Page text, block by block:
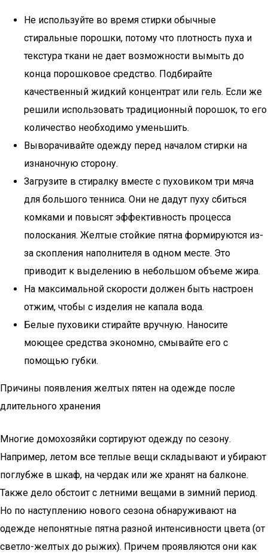
Не используйте во время стирки обычные
стиральные порошки, потому что плотность пуха и
текстура ткани не дает возможности вымыть до
конца порошковое средство. Подбирайте
качественный жидкий концентрат или гель. Если же
решили использовать традиционный порошок, то его
количество необходимо уменьшить.
Выворачивайте одежду перед началом стирки на
изнаночную сторону.
Загрузите в стиралку вместе с пуховиком три мяча
для большого тенниса. Они не дадут пуху сбиться
комками и повысят эффективность процесса
полоскания. Желтые стойкие пятна формируются из-
за скопления наполнителя в одном месте. Это
приводит к выделению в небольшом объеме жира.
На максимальной скорости должен быть настроен
отжим, чтобы с изделия не капала вода.
Белые пуховики стирайте вручную. Наносите
моющее средства экономно, смывайте его с
помощью губки.
Причины появления желтых пятен на одежде после
длительного хранения
Многие домохозяйки сортируют одежду по сезону.
Например, летом все теплые вещи складывают и убирают
поглубже в шкаф, на чердак или же хранят на балконе.
Также дело обстоит с летними вещами в зимний период.
Но по наступлению нового сезона обнаруживают на
одежде непонятные пятна разной интенсивности цвета (от
светло-желтых до рыжих). Причем проявляются они как